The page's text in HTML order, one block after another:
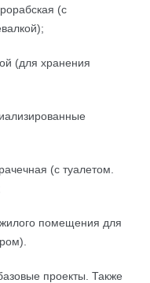
(с
(для хранения
(с туалетом.
помещения для
проекты. Также